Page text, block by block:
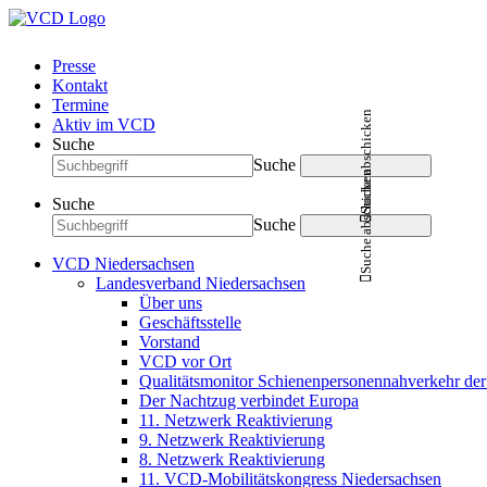
Presse
Kontakt
Termine
Aktiv im VCD
Suche
Suche
Suche abschicken
Suche
Suche
Suche abschicken
VCD Niedersachsen
Landesverband Niedersachsen
Über uns
Geschäftsstelle
Vorstand
VCD vor Ort
Qualitätsmonitor Schienenpersonennahverkehr
Der Nachtzug verbindet Europa
11. Netzwerk Reaktivierung
9. Netzwerk Reaktivierung
8. Netzwerk Reaktivierung
11. VCD-Mobilitätskongress Niedersachsen